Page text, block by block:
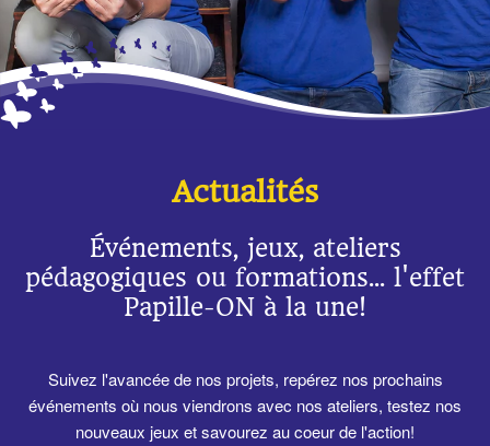
Actualités
Événements, jeux, ateliers
pédagogiques ou formations... l'effet
Papille-ON à la une!
Suivez l'avancée de nos projets, repérez nos prochains
événements où nous viendrons avec nos ateliers, testez nos
nouveaux jeux et savourez au coeur de l'action!